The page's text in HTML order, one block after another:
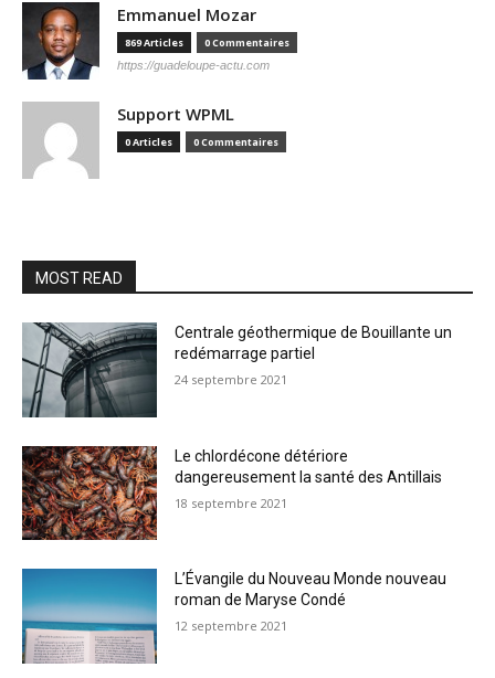
Emmanuel Mozar
869 Articles 0 Commentaires
https://guadeloupe-actu.com
Support WPML
0 Articles 0 Commentaires
MOST READ
Centrale géothermique de Bouillante un
redémarrage partiel
24 septembre 2021
Le chlordécone détériore
dangereusement la santé des Antillais
18 septembre 2021
L’Évangile du Nouveau Monde nouveau
roman de Maryse Condé
12 septembre 2021